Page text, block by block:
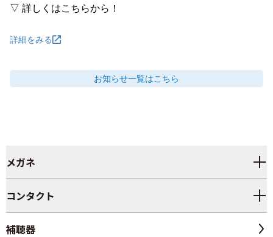
▽ 詳しくはこちらから！
詳細をみる
お知らせ一覧はこちら
メガネ
コンタクト
補聴器